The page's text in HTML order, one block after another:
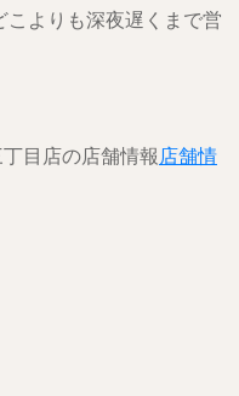
よりも深夜遅くまで営
目店の店舗情報 店舗情